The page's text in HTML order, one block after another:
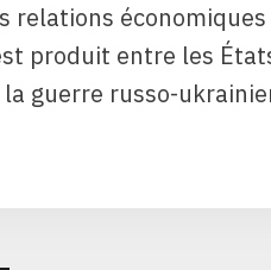
relations
produit entre les
la guerre russo-